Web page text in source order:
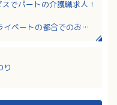
でパートの介護職求人！
イベートの都合でのお休
円！
り